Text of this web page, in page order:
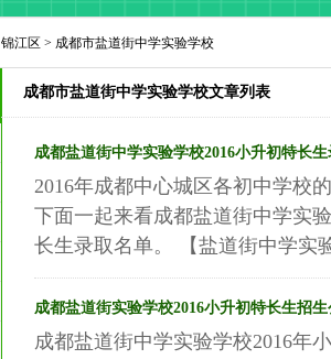
锦江区 > 成都市盐道街中学实验学校
成都市盐道街中学实验学校文章列表
成都盐道街中学实验学校2016小升初特长
2016年成都中心城区各初中学校
下面一起来看成都盐道街中学实
长生录取名单。 【盐道街中学实
成都盐道街实验学校2016小升初特长生招生
成都盐道街中学实验学校2016年